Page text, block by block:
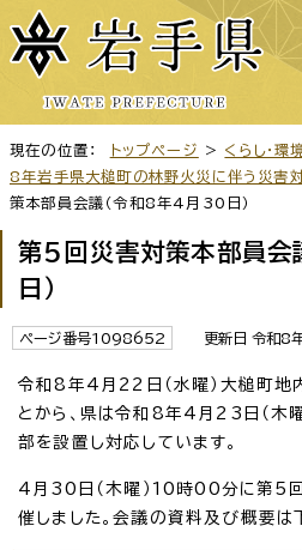
現在の位置： トップページ > くらし・環
8年岩手県大槌町の林野火災に伴う災害
策本部員会議（令和8年4月30日）
第5回災害対策本部員
日）
ページ番号1098652 更新日 令和8
令和8年4月22日（水曜）大槌町地
とから、県は令和8年4月23日（木
部を設置し対応しています。
4月30日（木曜）10時00分に第5
催しました。会議の資料及び概要は